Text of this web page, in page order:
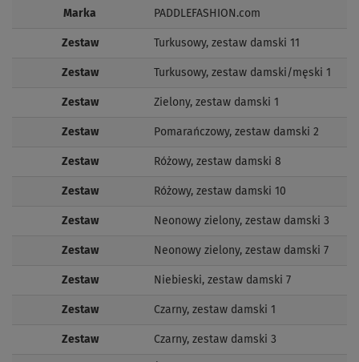
Marka PADDLEFASHION.com
Zestaw Turkusowy, zestaw damski 11
Zestaw Turkusowy, zestaw damski/męski 1
Zestaw Zielony, zestaw damski 1
Zestaw Pomarańczowy, zestaw damski 2
Zestaw Różowy, zestaw damski 8
Zestaw Różowy, zestaw damski 10
Zestaw Neonowy zielony, zestaw damski 3
Zestaw Neonowy zielony, zestaw damski 7
Zestaw Niebieski, zestaw damski 7
Zestaw Czarny, zestaw damski 1
Zestaw Czarny, zestaw damski 3